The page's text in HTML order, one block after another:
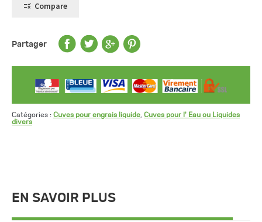
Compare
Partager
Catégories : Cuves pour engrais liquide Cuves pour l' Eau ou Liquides
divers
EN SAVOIR PLUS